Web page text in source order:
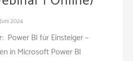
2024
Power BI für Einsteiger –
in Microsoft Power BI